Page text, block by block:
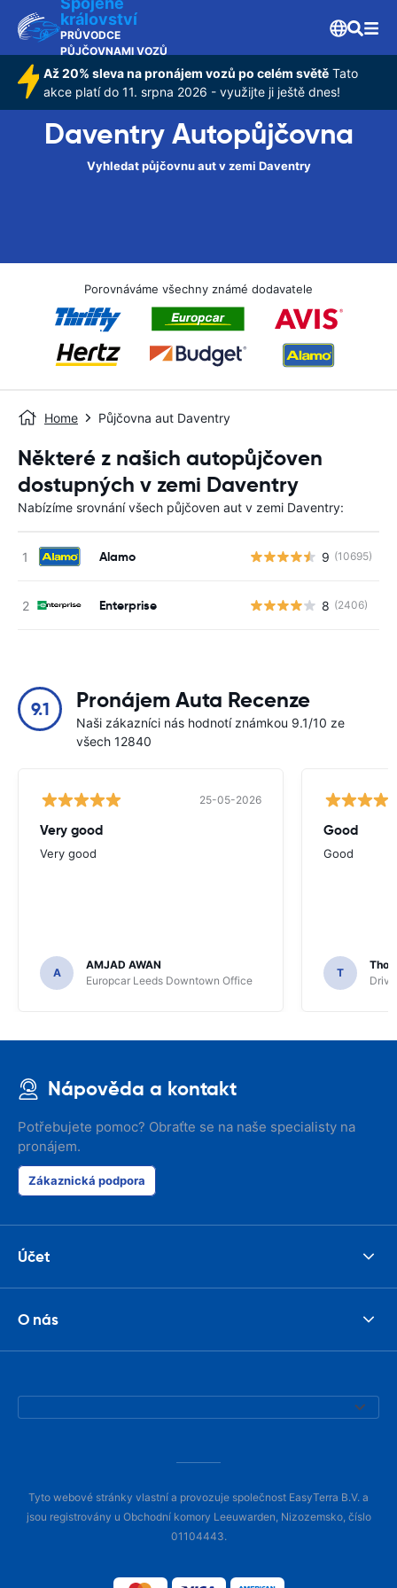
království
PRŮVODCE
PŮJČOVNAMI VOZŮ
Až 20% sleva na pronájem vozů po celém světě Tato
akce platí do 11. srpna 2026 - využijte ji ještě dnes!
Daventry Autopůjčovna
Vyhledat půjčovnu aut v zemi Daventry
Porovnáváme všechny známé dodavatele
Home Půjčovna aut Daventry
Některé z našich autopůjčoven
dostupných v zemi Daventry
Nabízíme srovnání všech půjčoven aut v zemi Daventry:
Alamo 9 (10695)
Enterprise 8 (2406)
9.1 Pronájem Auta Recenze
Naši zákazníci nás hodnotí známkou 9.1/10 ze
všech 12840
25-05-2026
Very good
Very good
A
AMJAD AWAN
Europcar Leeds Downtown Office
Good
Good
T
Nápověda a kontakt
Potřebujete pomoc? Obraťte se na naše specialisty na
pronájem.
Zákaznická podpora
Účet
O nás
Tyto webové stránky vlastní a provozuje společnost EasyTerra B.V. a
jsou registrovány u Obchodní komory Leeuwarden, Nizozemsko, číslo
01104443.